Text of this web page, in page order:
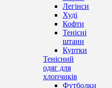
Легінси
Худі
Кофти
Тенісні
штани
Куртки
Тенісний
одяг для
хлопчиків
Футболки